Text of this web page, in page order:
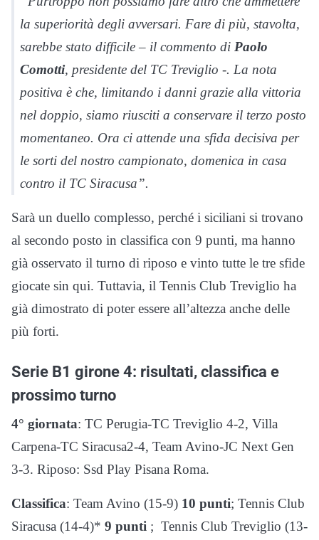
la superiorità degli avversari. Fare di più, stavolta,
sarebbe stato difficile – il commento di Paolo
Comotti, presidente del TC Treviglio -. La nota
positiva è che, limitando i danni grazie alla vittoria
nel doppio, siamo riusciti a conservare il terzo posto
momentaneo. Ora ci attende una sfida decisiva per
le sorti del nostro campionato, domenica in casa
contro il TC Siracusa”.
Sarà un duello complesso, perché i siciliani si trovano
al secondo posto in classifica con 9 punti, ma hanno
già osservato il turno di riposo e vinto tutte le tre sfide
giocate sin qui. Tuttavia, il Tennis Club Treviglio ha
già dimostrato di poter essere all’altezza anche delle
più forti.
Serie B1 girone 4: risultati, classifica e
prossimo turno
4° giornata: TC Perugia-TC Treviglio 4-2, Villa
Carpena-TC Siracusa2-4, Team Avino-JC Next Gen
3-3. Riposo: Ssd Play Pisana Roma.
Classifica: Team Avino (15-9) 10 punti; Tennis Club
Siracusa (14-4)* 9 punti ; Tennis Club Treviglio (13-